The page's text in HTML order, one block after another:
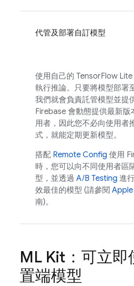
代管及部署自訂模型
使用自己的 TensorFlow
執行推論。只要將模型部署
我們就會負責託管模型並提
Firebase 會動態提供最新版
用者，因此您不必向使用者
式，就能定期更新模型。
搭配 Remote Config 使用
時，您可以向不同使用者區
型，並透過 A/B Testing 進
效最佳的模型 (請參閱 Apple
南)。
ML Kit：可立即
置端模型